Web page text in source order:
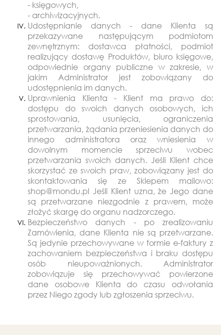
- księgowych,
- archiwizacyjnych.
Udostępnianie danych - dane Klienta są
przekazywane następującym podmiotom
zewnętrznym: dostawca płatności, podmiot
realizujący dostawę Produktów, biuro księgowe,
odpowiednie organy publiczne w zakresie, w
jakim Administrator jest zobowiązany do
udostępnienia im danych.
Uprawnienia Klienta - Klient ma prawo do:
dostępu do swoich danych osobowych, ich
sprostowania, usunięcia, ograniczenia
przetwarzania, żądania przeniesienia danych do
innego administratora oraz wniesienia w
dowolnym momencie sprzeciwu wobec
przetwarzania swoich danych. Jeśli Klient chce
skorzystać ze swoich praw, zobowiązany jest do
skontaktowania się ze Sklepem mailowo:
shop@mondu.pl Jeśli Klient uzna, że Jego dane
są przetwarzane niezgodnie z prawem, może
złożyć skargę do organu nadzorczego.
Bezpieczeństwo danych - po zrealizowaniu
Zamówienia, dane Klienta nie są przetwarzane.
Są jedynie przechowywane w formie e-faktury z
zachowaniem bezpieczeństwa i braku dostępu
osób nieupoważnionych. Administrator
zobowiązuje się przechowywać powierzone
dane osobowe Klienta do czasu odwołania
przez Niego zgody lub zgłoszenia sprzeciwu.